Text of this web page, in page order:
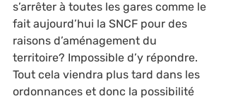
s’arrêter à toutes les gares comme le
fait aujourd’hui la SNCF pour des
raisons d’aménagement du
territoire? Impossible d’y répondre.
Tout cela viendra plus tard dans les
ordonnances et donc la possibilité